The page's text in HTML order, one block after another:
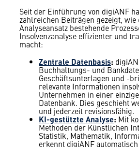
Seit der Einführung von digiANF
zahlreichen Beiträgen gezeigt,
Analyseansatz bestehende
Insolvenzanalyse effizienter und
macht:
Zentrale Datenbasis:
Buchhaltungs- und
Geschäftsunterlagen und -
relevante Informationen
Unternehmen in einer
Datenbank. Dies geschieht
und jederzeit revisionsfähig.
KI-gestützte Analyse: Mit
Methoden der Künstlichen
Statistik, Mathematik,
erkennt digiANF